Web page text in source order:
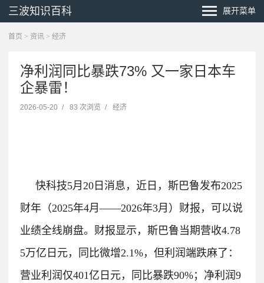
三波知识百科 展开菜单
首页 > 资讯 > 经济
净利润同比暴跌73% 又一家日本车
企暴雷！
2026-05-20 / 83 次浏览 / 经济
快科技5月20日消息，近日，斯巴鲁发布2025
财年（2025年4月——2026年3月）财报，可以说
业绩全线崩盘。 财报显示，斯巴鲁当期营收4.78
5万亿日元，同比微增2.1%，但利润端跌麻了：
营业利润仅401亿日元，同比暴跌90%；净利润9